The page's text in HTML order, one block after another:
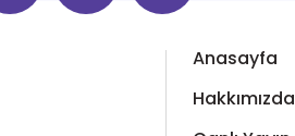
Anasayfa
Hakkımızda